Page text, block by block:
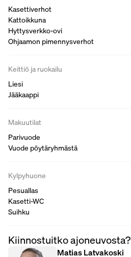
Kasettiverhot
Kattoikkuna
Hyttysverkko-ovi
Ohjaamon pimennysverhot
Keittiö ja ruokailu
Liesi
Jääkaappi
Makuutilat
Parivuode
Vuode pöytäryhmästä
Kylpyhuone
Pesuallas
Kasetti-WC
Suihku
Kiinnostuitko ajoneuvosta?
Matias Latvakoski